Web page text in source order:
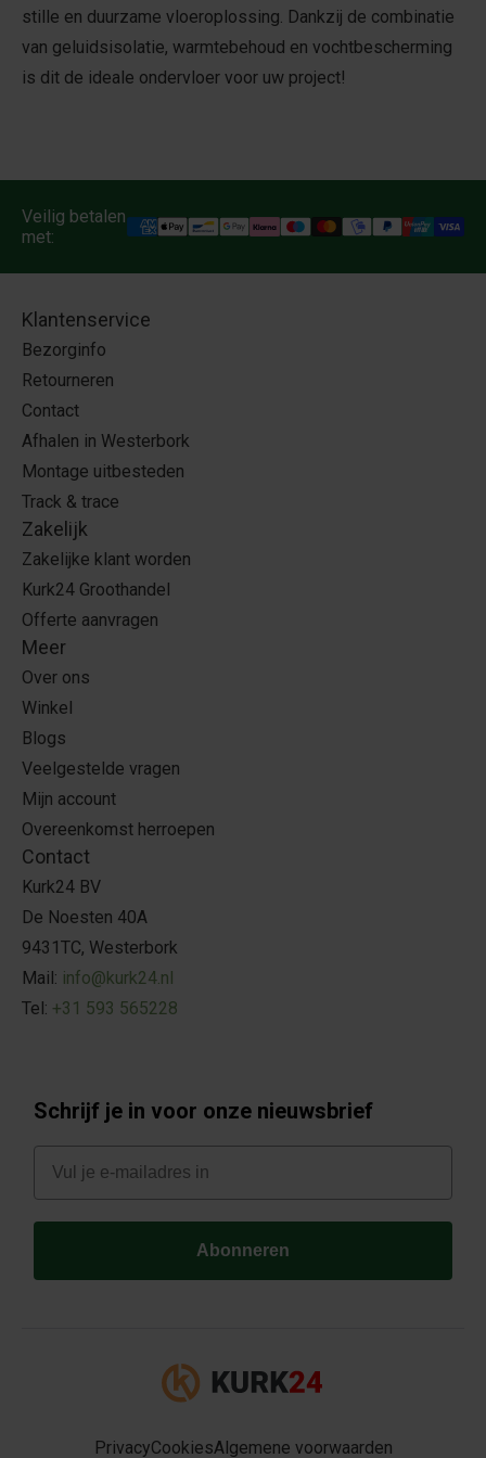
stille en duurzame vloeroplossing. Dankzij de combinatie
van geluidsisolatie, warmtebehoud en vochtbescherming
is dit de ideale ondervloer voor uw project!
Veilig betalen
met:
Klantenservice
Bezorginfo
Retourneren
Contact
Afhalen in Westerbork
Montage uitbesteden
Track & trace
Zakelijk
Zakelijke klant worden
Kurk24 Groothandel
Offerte aanvragen
Meer
Over ons
Winkel
Blogs
Veelgestelde vragen
Mijn account
Overeenkomst herroepen
Contact
Kurk24 BV
De Noesten 40A
9431TC, Westerbork
Mail: info@kurk24.nl
Tel: +31 593 565228
Schrijf je in voor onze nieuwsbrief
E-mail
Abonneren
PrivacyCookiesAlgemene voorwaarden